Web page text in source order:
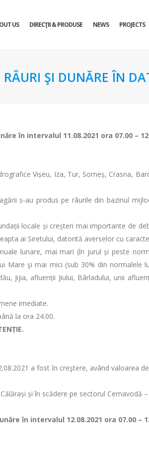
US DIRECŢII & PRODUSE NEWS PROJECTS
RÂURI ŞI DUNĂRE ÎN
în intervalul 11.08.2021 ora 07.00 –
Vișeu, Iza, Tur, Someș, Crasna,
s-au produs pe râurile din bazinul
locale și creșteri mai importante de
ai Siretului, datorită averselor cu
lunare, mai mari (în jurul și peste
şi mai mici (sub 30% din normalele
Jijia, afluenții Jiului, Bârladului, unii
imediate.
la ora 24.00.
a fost în creştere, având valoarea
și în scădere pe sectorul Cernavodă –
în intervalul 12.08.2021 ora 07.00 –